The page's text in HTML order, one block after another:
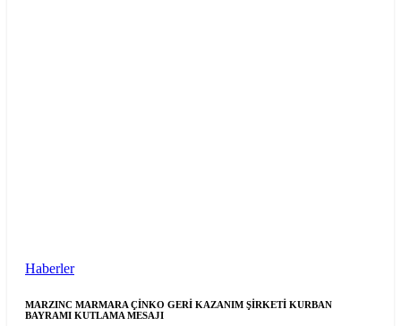
Haberler
MARZINC MARMARA ÇİNKO GERİ KAZANIM ŞİRKETİ KURBAN
BAYRAMI KUTLAMA MESAJI